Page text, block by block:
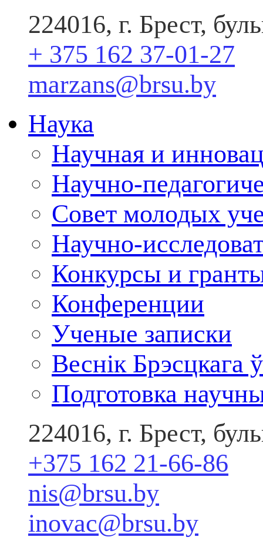
224016, г. Брест,
+ 375 162 37-01-27
marzans@brsu.by
Наука
Научная и
Научно-
Совет молодых
Научно-
Конкурсы и
Конференции
Ученые записки
Веснік Брэсцкага
Подготовка
224016, г. Брест,
+375 162 21-66-86
nis@brsu.by
inovac@brsu.by